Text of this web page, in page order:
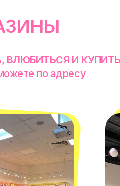
ВЛЮБИТЬСЯ И
по адресу